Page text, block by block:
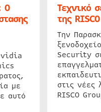
Ο
με
αυτό
Τεχνικό
της RISCO
Την
Security
στις νέες
RISCO